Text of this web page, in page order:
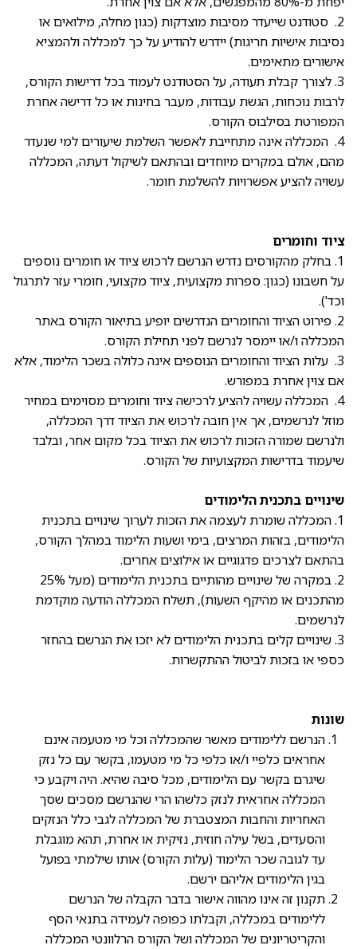
2. סטודנט שייעדר מסיבות מוצדקות (כגון מחלה, מילואים או
נסיבות אישיות חריגות) יידרש להודיע על כך למכללה ולהמציא
אישורים מתאימים.
3. לצורך קבלת תעודה, על הסטודנט לעמוד בכל דרישות הקורס,
לרבות נוכחות, הגשת עבודות, מעבר בחינות או כל דרישה אחרת
המפורטת בסילבוס הקורס.
4. המכללה אינה מתחייבת לאפשר השלמת שיעורים למי שנעדר
מהם, אולם במקרים מיוחדים ובהתאם לשיקול דעתה, המכללה
עשויה להציע אפשרויות להשלמת חומר.
ציוד וחומרים
1. בחלק מהקורסים נדרש הנרשם לרכוש ציוד או חומרים נוספים
על חשבונו (כגון: ספרות מקצועית, ציוד מקצועי, חומרי עזר לתרגול
וכד').
2. פירוט הציוד והחומרים הנדרשים יופיע בתיאור הקורס באתר
המכללה ו/או יימסר לנרשם לפני תחילת הקורס.
3. עלות הציוד והחומרים הנוספים אינה כלולה בשכר הלימוד, אלא
אם צוין אחרת במפורש.
4. המכללה עשויה להציע לרכישה ציוד וחומרים מסוימים במחיר
מוזל לנרשמים, אך אין חובה לרכוש את הציוד דרך המכללה,
ולנרשם שמורה הזכות לרכוש את הציוד בכל מקום אחר, ובלבד
שיעמוד בדרישות המקצועיות של הקורס.
שינויים בתכנית הלימודים
1. המכללה שומרת לעצמה את הזכות לערוך שינויים בתכנית
הלימודים, בזהות המרצים, בימי ושעות הלימוד במהלך הקורס,
בהתאם לצרכים פדגוגיים או אילוצים אחרים.
2. במקרה של שינויים מהותיים בתכנית הלימודים (מעל 25%
מהתכנים או מהיקף השעות), תשלח המכללה הודעה מוקדמת
לנרשמים.
3. שינויים קלים בתכנית הלימודים לא יזכו את הנרשם בהחזר
כספי או בזכות לביטול ההתקשרות.
שונות
הנרשם ללימודים מאשר שהמכללה וכל מי מטעמה אינם
אחראים כלפיי ו/או כלפי כל מי מטעמו, בקשר עם כל נזק
שיגרם בקשר עם הלימודים, מכל סיבה שהיא. היה ויקבע כי
המכללה אחראית לנזק כלשהו הרי שהנרשם מסכים שסך
האחריות והחבות המצטברת של המכללה לגבי כלל הנזקים
והסעדים, בשל עילה חוזית, נזיקית או אחרת, תהא מוגבלת
עד לגובה שכר הלימוד (עלות הקורס) אותו שילמתי בפועל
בגין הלימודים אליהם ירשם.
תקנון זה אינו מהווה אישור בדבר הקבלה של הנרשם
ללימודים במכללה, וקבלתו כפופה לעמידה בתנאי הסף
והקריטריונים של המכללה ושל הקורס הרלוונטי המכללה